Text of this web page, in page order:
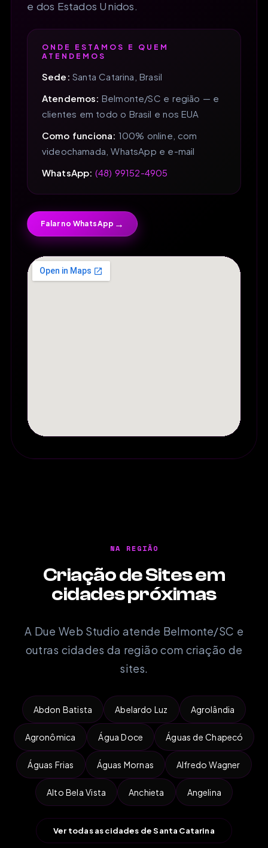
e dos Estados Unidos.
ONDE ESTAMOS E QUEM
ATENDEMOS
Sede: Santa Catarina, Brasil
Atendemos: Belmonte/SC e região — e
clientes em todo o Brasil e nos EUA
Como funciona: 100% online, com
videochamada, WhatsApp e e-mail
WhatsApp: (48) 99152-4905
Falar no WhatsApp →
NA REGIÃO
Criação de Sites em
cidades próximas
A Due Web Studio atende Belmonte/SC e
outras cidades da região com criação de
sites.
Abdon Batista Abelardo Luz Agrolândia
Agronômica Água Doce Águas de Chapecó
Águas Frias Águas Mornas Alfredo Wagner
Alto Bela Vista Anchieta Angelina
Ver todas as cidades de Santa Catarina